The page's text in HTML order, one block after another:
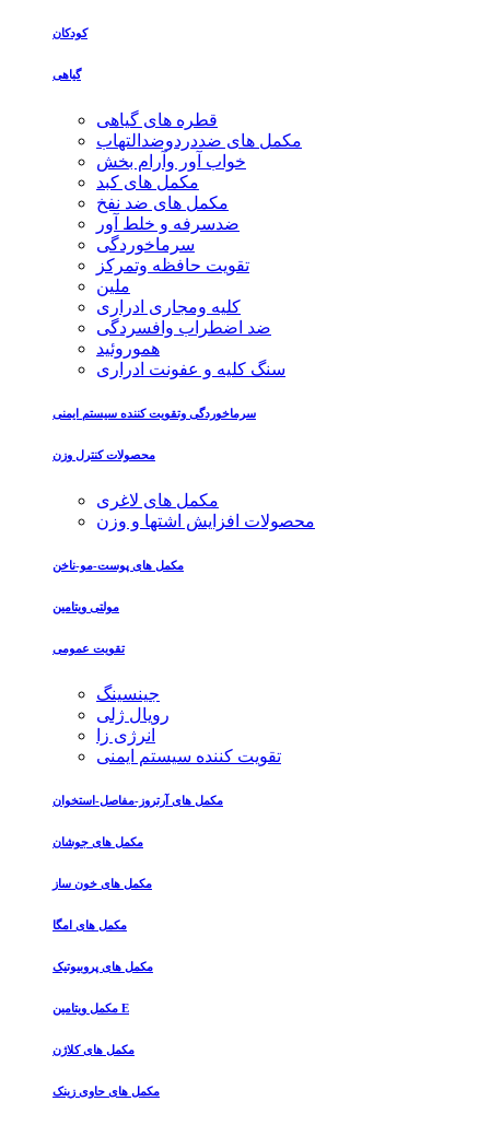
کودکان
گیاهی
قطره های گیاهی
مکمل های ضددردوضدالتهاب
خواب آور وآرام بخش
مکمل های کبد
مکمل های ضد نفخ
ضدسرفه و خلط آور
سرماخوردگی
تقویت حافظه وتمرکز
ملین
کلیه ومجاری ادراری
ضد اضطراب وافسردگی
هموروئید
سنگ کلیه و عفونت ادراری
سرماخوردگی وتقویت کننده سیستم ایمنی
محصولات کنترل وزن
مکمل های لاغری
محصولات افزایش اشتها و وزن
مکمل های پوست-مو-ناخن
مولتی ویتامین
تقویت عمومی
جینسینگ
رویال ژلی
انرژی زا
تقویت کننده سیستم ایمنی
مکمل های آرتروز-مفاصل-استخوان
مکمل های جوشان
مکمل های خون ساز
مکمل های امگا
مکمل های پروبیوتیک
مکمل ویتامین E
مکمل های کلاژن
مکمل های حاوی زینک